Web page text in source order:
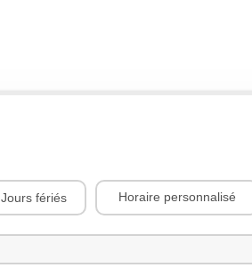
Jours fériés Horaire personnalisé